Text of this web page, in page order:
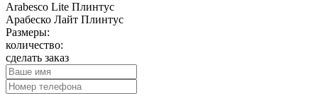
Arabesco Lite Плинтус
Арабеско Лайт Плинтус
Размеры:
количество:
сделать заказ